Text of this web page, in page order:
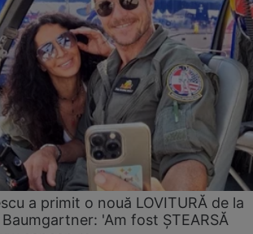
a primit o nouă LOVITURĂ de la
'Am fost ȘTEARSĂ